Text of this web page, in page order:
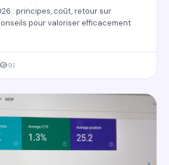
: principes, coût, retour sur
pour valoriser efficacement
91